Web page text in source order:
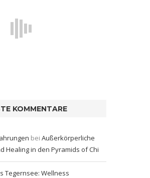
KOMMENTARE
bei Außerkörperliche
Healing in den Pyramids of Chi
Tegernsee: Wellness